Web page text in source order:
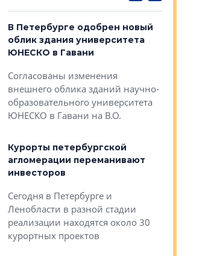
В Петербурге одобрен новый
облик здания университета
ЮНЕСКО в Гавани
Согласованы изменения
внешнего облика зданий научно-
образовательного университета
ЮНЕСКО в Гавани на В.О.
Курорты петербургской
агломерации переманивают
инвесторов
Сегодня в Петербурге и
Ленобласти в разной стадии
реализации находятся около 30
курортных проектов